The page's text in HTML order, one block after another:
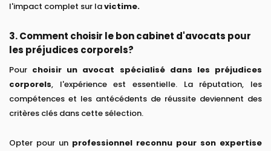
l'impact complet sur lavictime.
3. Comment choisir le bon cabinet d'avocats pour
les préjudices corporels?
Pour choisir un avocat spécialisé dans les préjudices
corporels, l'expérience est essentielle. La réputation, les
compétences et les antécédents de réussite deviennent des
critères clés dans cette sélection.
Opter pour un professionnel reconnu pour son expertise